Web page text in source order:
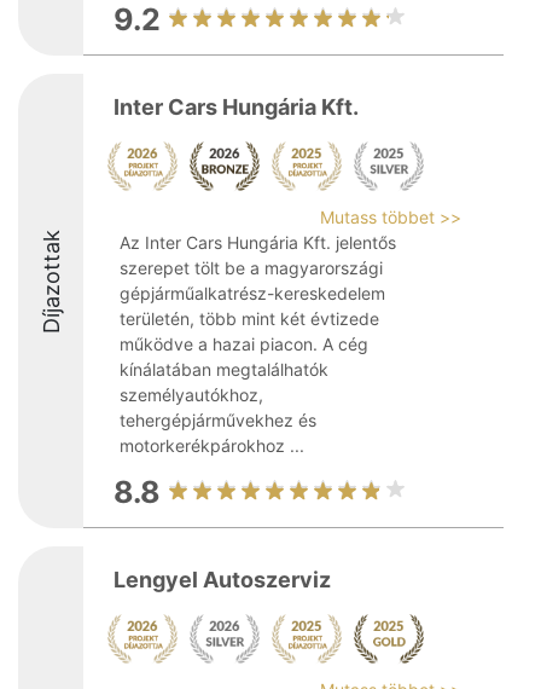
9.2
Díjazottak
Inter Cars Hungária Kft.
Mutass többet >>
Az Inter Cars Hungária Kft. jelentős
szerepet tölt be a magyarországi
gépjárműalkatrész-kereskedelem
területén, több mint két évtizede
működve a hazai piacon. A cég
kínálatában megtalálhatók
személyautókhoz,
tehergépjárművekhez és
motorkerékpárokhoz ...
8.8
Lengyel Autoszerviz